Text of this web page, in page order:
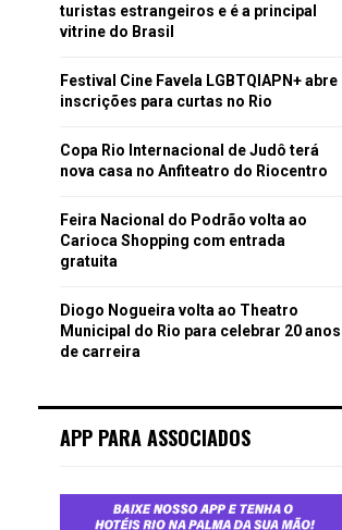
turistas estrangeiros e é a principal
vitrine do Brasil
Festival Cine Favela LGBTQIAPN+ abre
inscrições para curtas no Rio
Copa Rio Internacional de Judô terá
nova casa no Anfiteatro do Riocentro
Feira Nacional do Podrão volta ao
Carioca Shopping com entrada
gratuita
Diogo Nogueira volta ao Theatro
Municipal do Rio para celebrar 20 anos
de carreira
APP PARA ASSOCIADOS